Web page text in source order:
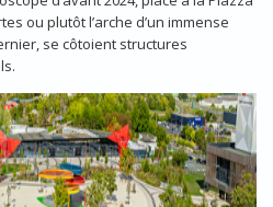
ou plutôt l’arche d’un immense
se côtoient structures